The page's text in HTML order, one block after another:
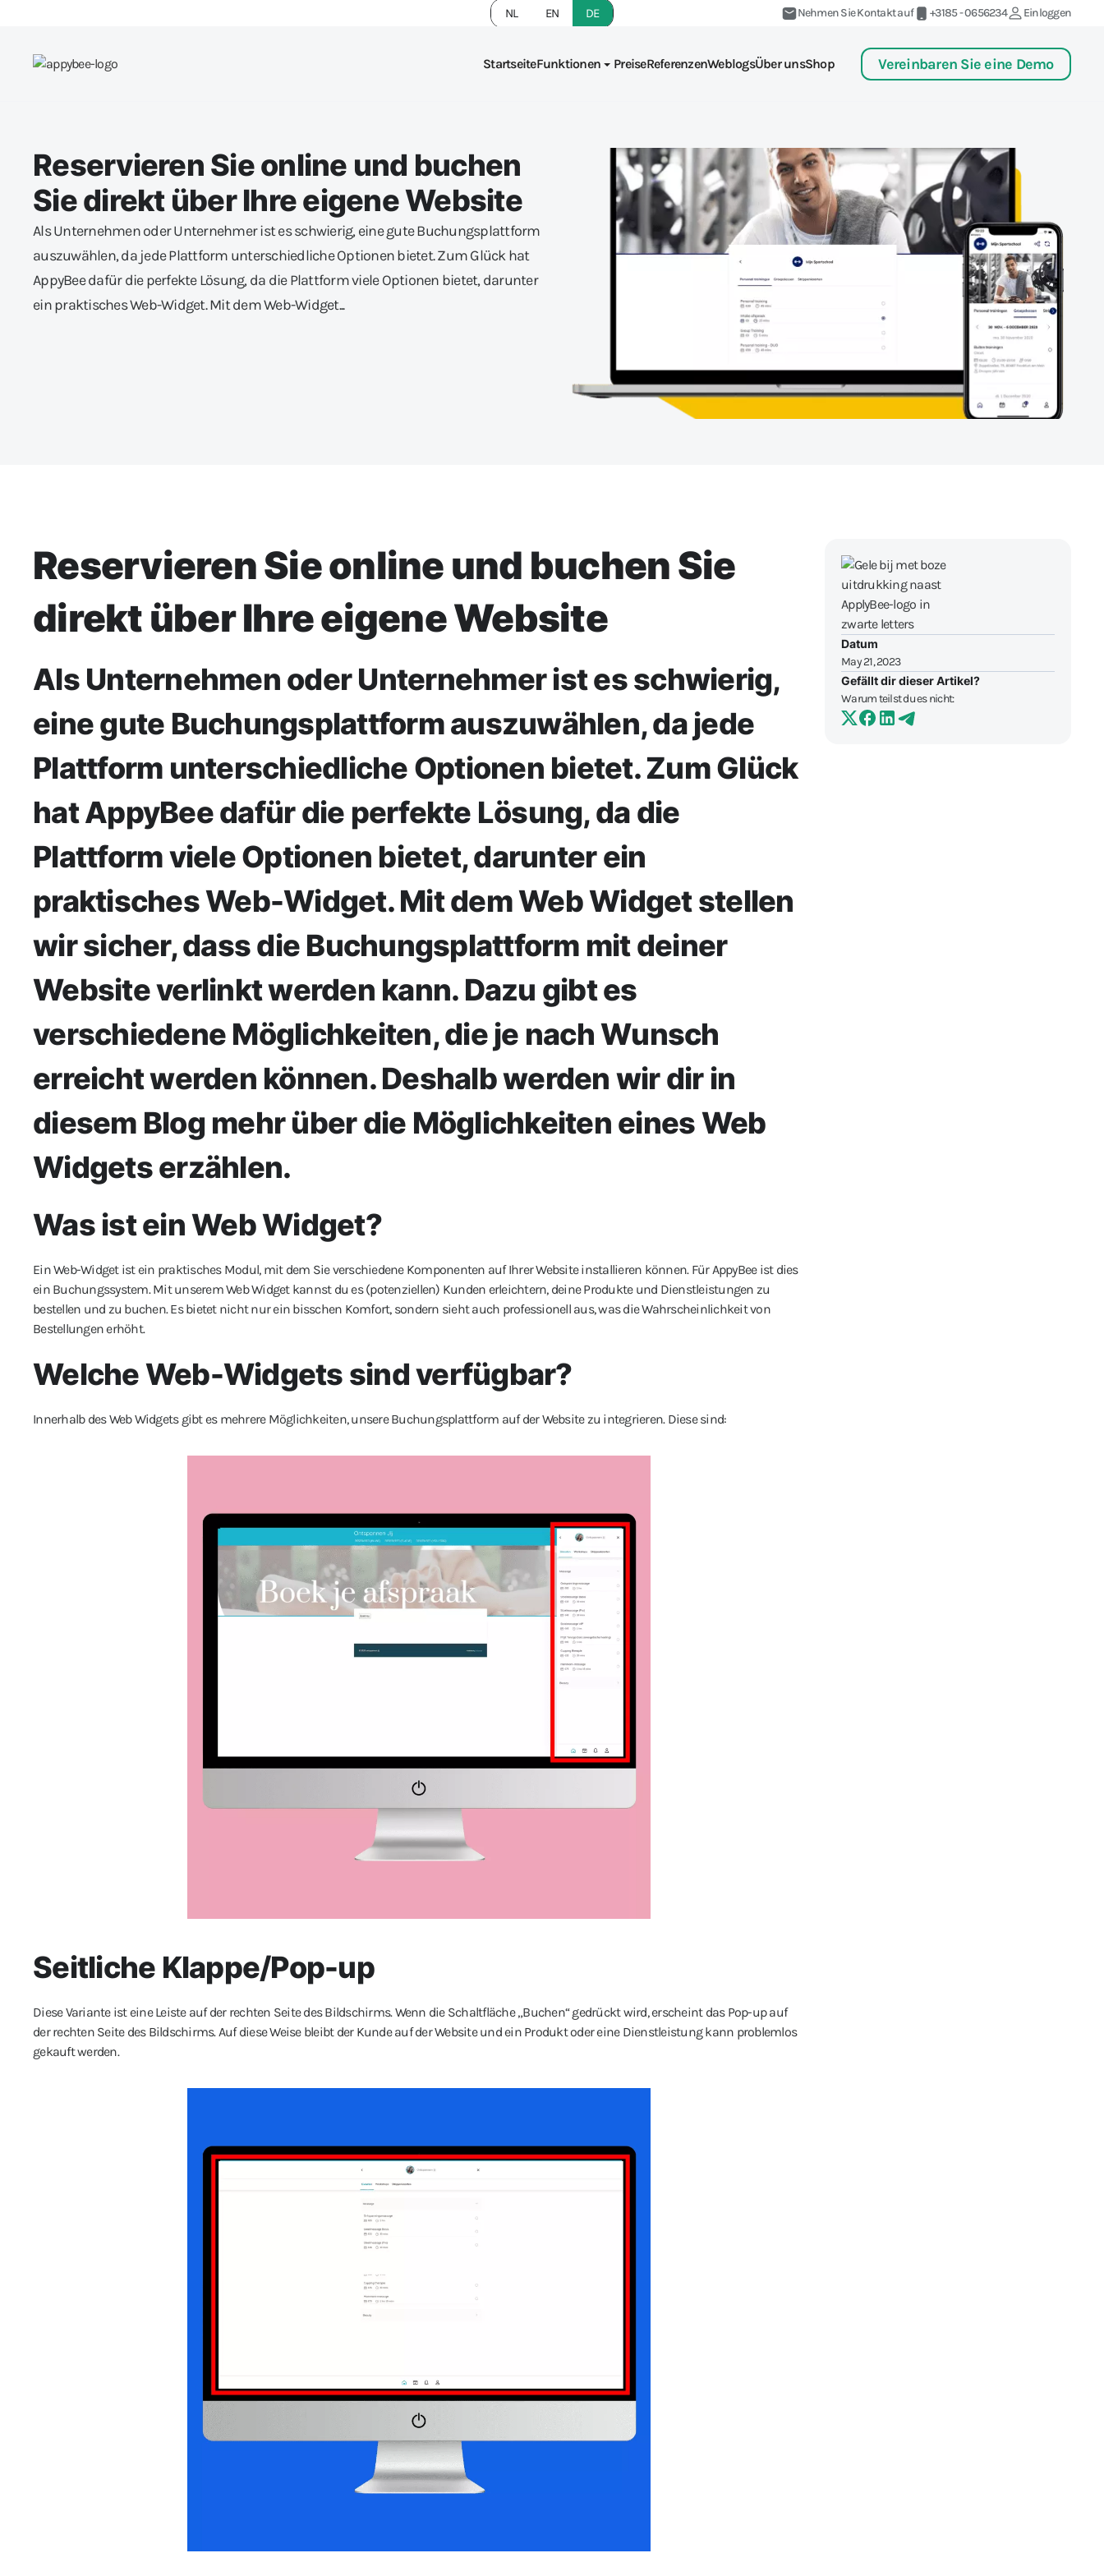
Nehmen Sie Kontakt auf +3185 - 0656234 Einloggen
NL EN DE
StartseiteFunktionen PreiseReferenzenWeblogsÜber unsShop Vereinbaren Sie eine Demo
Reservieren Sie online und buchen
Sie direkt über Ihre eigene Website
Als Unternehmen oder Unternehmer ist es schwierig, eine gute Buchungsplattform
auszuwählen, da jede Plattform unterschiedliche Optionen bietet. Zum Glück hat
AppyBee dafür die perfekte Lösung, da die Plattform viele Optionen bietet, darunter
ein praktisches Web-Widget. Mit dem Web-Widget...
Reservieren Sie online und buchen Sie
direkt über Ihre eigene Website
Als Unternehmen oder Unternehmer ist es schwierig,
eine gute Buchungsplattform auszuwählen, da jede
Plattform unterschiedliche Optionen bietet. Zum Glück
hat AppyBee dafür die perfekte Lösung, da die
Plattform viele Optionen bietet, darunter ein
praktisches Web-Widget. Mit dem Web Widget stellen
wir sicher, dass die Buchungsplattform mit deiner
Website verlinkt werden kann. Dazu gibt es
verschiedene Möglichkeiten, die je nach Wunsch
erreicht werden können. Deshalb werden wir dir in
diesem Blog mehr über die Möglichkeiten eines Web
Widgets erzählen.
Was ist ein Web Widget?
Ein Web-Widget ist ein praktisches Modul, mit dem Sie verschiedene Komponenten auf Ihrer Website installieren können. Für AppyBee ist dies
ein Buchungssystem. Mit unserem Web Widget kannst du es (potenziellen) Kunden erleichtern, deine Produkte und Dienstleistungen zu
bestellen und zu buchen. Es bietet nicht nur ein bisschen Komfort, sondern sieht auch professionell aus, was die Wahrscheinlichkeit von
Bestellungen erhöht.
Welche Web-Widgets sind verfügbar?
Innerhalb des Web Widgets gibt es mehrere Möglichkeiten, unsere Buchungsplattform auf der Website zu integrieren. Diese sind:
Seitliche Klappe/Pop-up
Diese Variante ist eine Leiste auf der rechten Seite des Bildschirms. Wenn die Schaltfläche „Buchen“ gedrückt wird, erscheint das Pop-up auf
der rechten Seite des Bildschirms. Auf diese Weise bleibt der Kunde auf der Website und ein Produkt oder eine Dienstleistung kann problemlos
gekauft werden.
Datum
May 21, 2023
Gefällt dir dieser Artikel?
Warum teilst du es nicht: